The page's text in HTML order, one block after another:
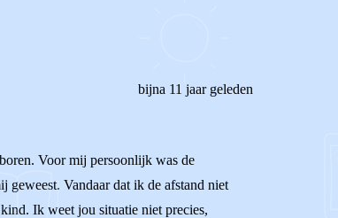
bijna 11 jaar geleden
Voor mij persoonlijk was de
geweest. Vandaar dat ik de afstand niet
Ik weet jou situatie niet precies,